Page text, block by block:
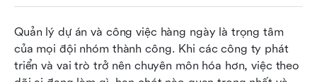
Quản lý dự án và công việc hàng ngày là trọng tâm
của mọi đội nhóm thành công. Khi các công ty phát
triển và vai trò trở nên chuyên môn hóa hơn, việc theo
Trello cho quản lý hoạt động kỹ thuật số?
Lark cung cấp một phương pháp thống nhất để
quản lý dự án